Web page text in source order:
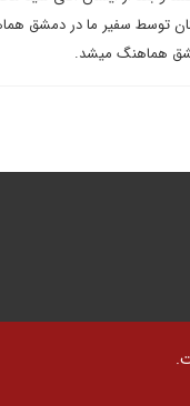
لبنان توسط سفیر ما در دمشق
دمشق هماهنگ میشد.